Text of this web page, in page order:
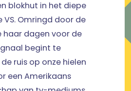
blokhut in het diepe
VS. Omringd door de
haar dagen voor de
begint te
ruis op onze hielen
een Amerikaans